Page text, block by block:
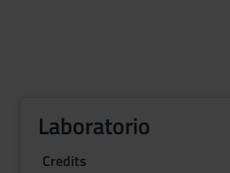
Laboratorio
Credits